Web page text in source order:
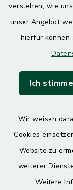
verstehen, wie
unser Angebot
hierfür können
Ich
Wir weisen
Cookies
Website zu
weiterer
Weitere
13.00 – 17.30
Quicklinks
SoNNe e. V.